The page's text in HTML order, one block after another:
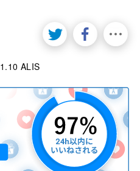
1.10 ALIS